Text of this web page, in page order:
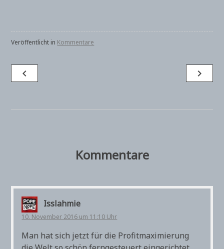
Veröffentlicht in Kommentare
Beitragsnavigation
navigate_before navigate_next
Kommentare
Isslahmie
10. November 2016 um 11:10 Uhr
Man hat sich jetzt für die Profitmaximierung